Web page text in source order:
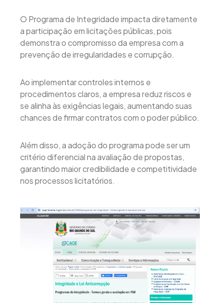
O Programa de Integridade impacta diretamente
a participação em licitações públicas, pois
demonstra o compromisso da empresa com a
prevenção de irregularidades e corrupção.
Ao implementar controles internos e
procedimentos claros, a empresa reduz riscos e
se alinha às exigências legais, aumentando suas
chances de firmar contratos com o poder público.
Além disso, a adoção do programa pode ser um
critério diferencial na avaliação de propostas,
garantindo maior credibilidade e competitividade
nos processos licitatórios.